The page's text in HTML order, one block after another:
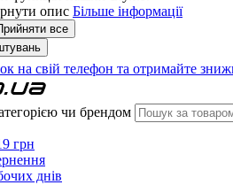
опис Більше інформації
все
на свій телефон та отримайте
чи брендом
грн
днів